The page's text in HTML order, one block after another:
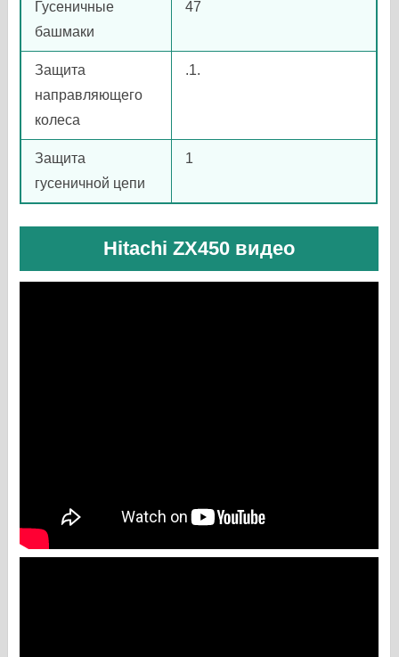
Гусеничные
башмаки
47
Защита
направляющего
колеса
.1.
Защита
гусеничной цепи
1
Hitachi ZX450 видео